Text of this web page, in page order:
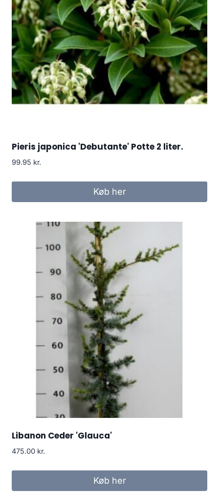
Pieris japonica 'Debutante' Potte 2 liter.
99.95 kr.
Køb her
Libanon Ceder 'Glauca'
475.00 kr.
Køb her